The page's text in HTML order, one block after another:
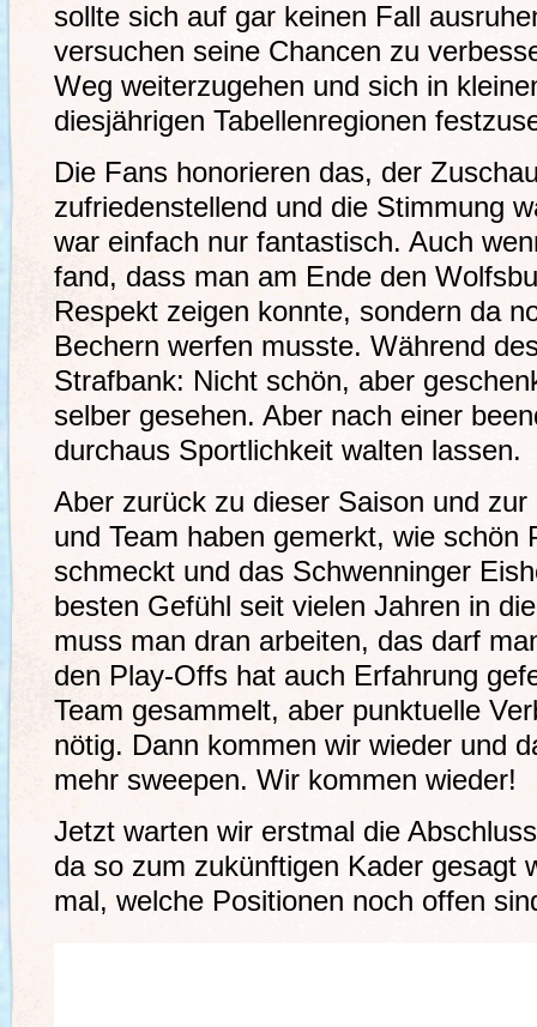
sollte sich auf gar keinen Fall
versuchen seine Chancen zu
Weg weiterzugehen und sich in
diesjährigen Tabellenregionen
Die Fans honorieren das, der
zufriedenstellend und die Stimmung
war einfach nur fantastisch. Auch
fand, dass man am Ende den
Respekt zeigen konnte, sondern da
Bechern werfen musste. Während
Strafbank: Nicht schön, aber
selber gesehen. Aber nach einer
durchaus Sportlichkeit walten lassen.
Aber zurück zu dieser Saison und
und Team haben gemerkt, wie schön
schmeckt und das Schwenninger
besten Gefühl seit vielen Jahren in
muss man dran arbeiten, das darf
den Play-Offs hat auch Erfahrung
Team gesammelt, aber punktuelle
nötig. Dann kommen wir wieder und
mehr sweepen. Wir kommen wieder!
Jetzt warten wir erstmal die
da so zum zukünftigen Kader gesagt
mal, welche Positionen noch offen